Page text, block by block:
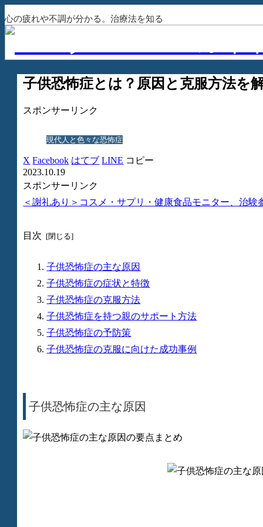
心の疲れや不調が分かる。治療法を知る
子供恐怖症とは？原因と克服方法を
スポンサーリンク
現代人と色々な恐怖症
X Facebook はてブ LINE コピー
2023.10.19
スポンサーリンク
＜謝礼あり＞コスメ・サプリ・健康食品モニター、治
目次
子供恐怖症の主な原因
子供恐怖症の症状と特徴
子供恐怖症の克服方法
子供恐怖症を持つ親のサポート方法
子供恐怖症の予防策
子供恐怖症の克服に向けた成功事例
子供恐怖症の主な原因